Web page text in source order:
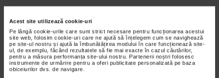
Acest site utilizează cookie-uri
Pe lângă cookie-urile care sunt strict necesare pentru funcționarea acestui
site web, folosim cookie-uri care ne ajută să înțelegem cum se navighează
pe site-ul nostru și ajută la îmbunătățirea modului în care funcționează site-
ul, de exemplu, făcând rezultatele să fie mai exacte în cazul căutărilor,
pentru a măsura performanța site-ului nostru. Partenerii noștri folosesc
instrumente de urmărire pentru a oferi publicitate personalizată pe baza
obiceiurilor dvs. de navigare.
HartMann Putter fasa elastica cu tractiune scurta pentru compresie
puternica. Bandaj compresiv impachetat individual, disponibil pe
mai multe latimi, pentru utilizare economica.